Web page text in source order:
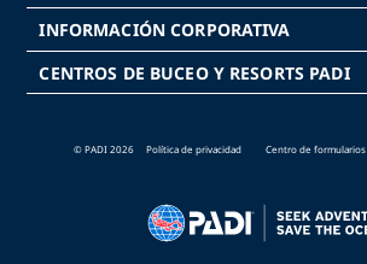
INFORMACIÓN CORPORATIVA
CENTROS DE BUCEO Y RESORTS PADI
© PADI 2026 Política de privacidad Centro de formularios